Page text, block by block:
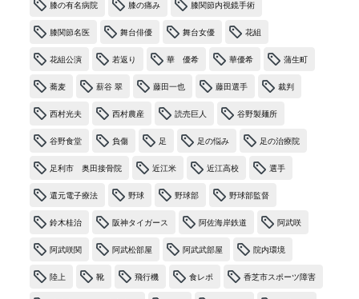
膝の有名病院 膝の痛み 膝関節内視鏡手術
膝関節名医 舞台俳優 舞台女優 花組
花組公演 若返り 華 優希 華優希 蒲生町
蕎麦 薪谷 翠 藤田一也 藤田選手 裁判
西村光夫 西村農産 読売巨人 谷野製麺所
谷野食堂 負傷 足 足の悩み 足の治療院
足利市 奥田接骨院 近江米 近江高校 選手
還元電子療法 野球 野球部 野球部監督
鈴木桂治 阪神タイガース 阿佐海岸鉄道 阿武咲
阿武咲関 阿武松部屋 阿武武部屋 院内環境
陸上 靴 飛行機 食レポ 香芝市スポーツ障害